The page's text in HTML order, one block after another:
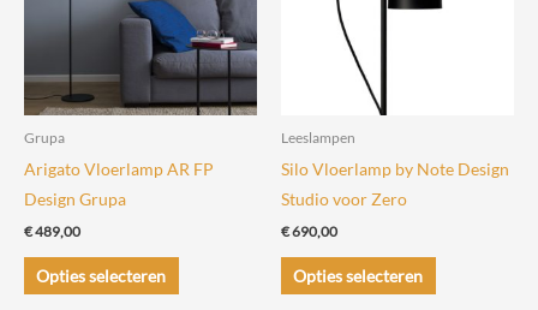
Grupa
Arigato Vloerlamp AR FP
Design Grupa
€489,00
Opties selecteren
Dit
product
Leeslampen
Silo Vloerlamp by Note Design
Studio voor Zero
€690,00
Opties selecteren
Dit
product